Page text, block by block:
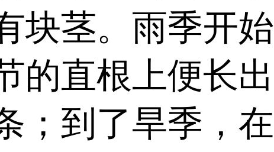
块茎。雨季开始
的直根上便长出
；到了旱季，在